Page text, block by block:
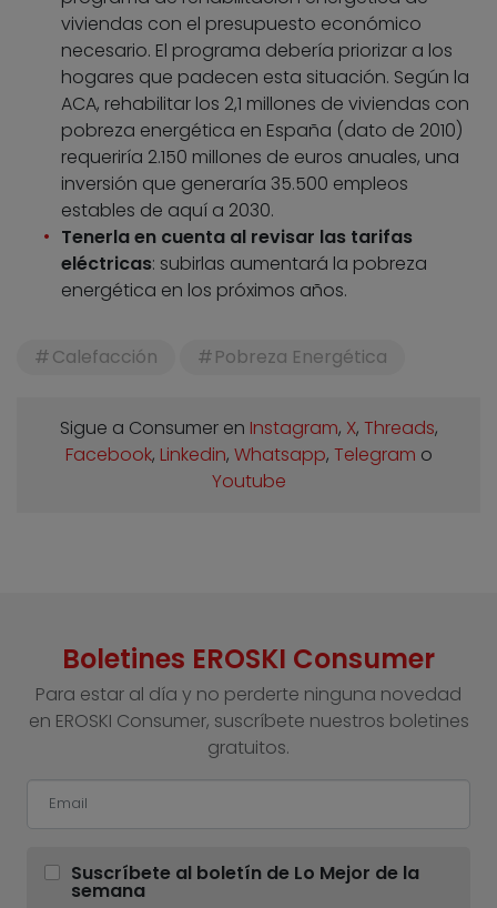
viviendas con el presupuesto económico
necesario. El programa debería priorizar a los
hogares que padecen esta situación. Según la
ACA, rehabilitar los 2,1 millones de viviendas con
pobreza energética en España (dato de 2010)
requeriría 2.150 millones de euros anuales, una
inversión que generaría 35.500 empleos
estables de aquí a 2030.
Tenerla en cuenta al revisar las tarifas
eléctricas: subirlas aumentará la pobreza
energética en los próximos años.
Calefacción Pobreza Energética
Sigue a Consumer en Instagram, X, Threads,
Facebook, Linkedin, Whatsapp, Telegram o
Youtube
Boletines EROSKI Consumer
Para estar al día y no perderte ninguna novedad
en EROSKI Consumer, suscríbete nuestros boletines
gratuitos.
Suscríbete al boletín de Lo Mejor de la
semana